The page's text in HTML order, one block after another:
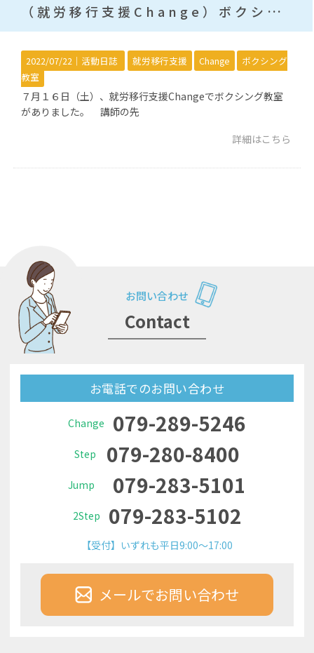
（就労移行支援Change）ボクシング教室
2022/07/22｜ 活動日誌 就労移行支援 Change
ボクシング
教室
７月１６日（土）、就労移行支援Changeでボクシング教室
がありました。 講師の先
詳細はこちら
お問い合わせ
Contact
お電話でのお問い合わせ
Change 079-289-5246
Step 079-280-8400
Jump 079-283-5101
2Step 079-283-5102
【受付】いずれも平日9:00～17:00
メールでお問い合わせ